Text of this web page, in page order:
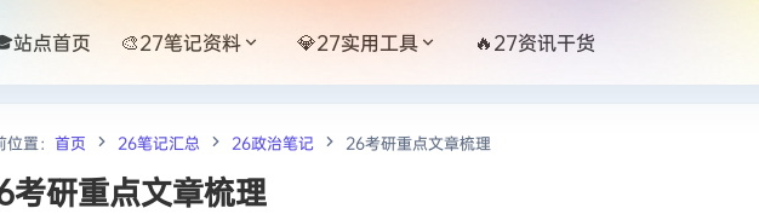
站点首页 🎨27笔记资料 💎27实用工具 🔥27资讯干货
置： 首页 26笔记汇总 26政治笔记 26考研重点文章梳理
考研重点文章梳理